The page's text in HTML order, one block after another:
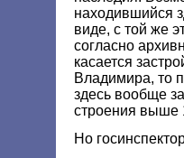
находившийся
виде, с той же
согласно
касается
Владимира, то
здесь вообще
строения выше
Но